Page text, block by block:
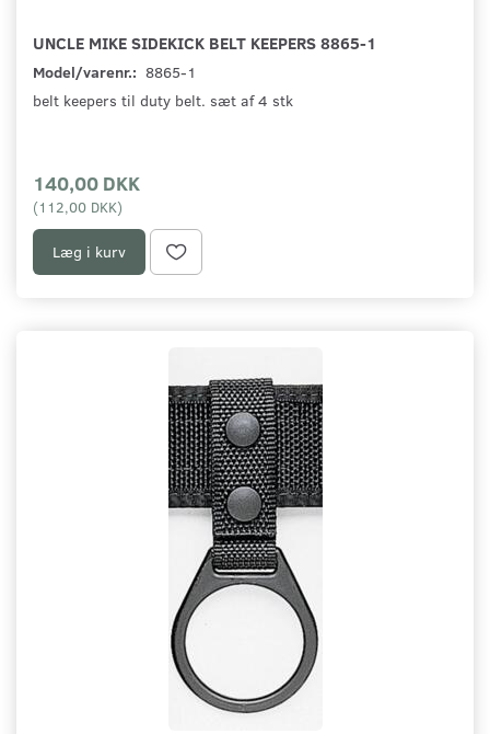
UNCLE MIKE SIDEKICK BELT KEEPERS 8865-1
Model/varenr.: 8865-1
belt keepers til duty belt. sæt af 4 stk
140,00 DKK
(112,00 DKK)
Læg i kurv